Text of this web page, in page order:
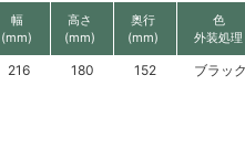
幅
(mm)
高さ
(mm)
奥行
(mm)
色
外装処理
216 180 152 ブラック